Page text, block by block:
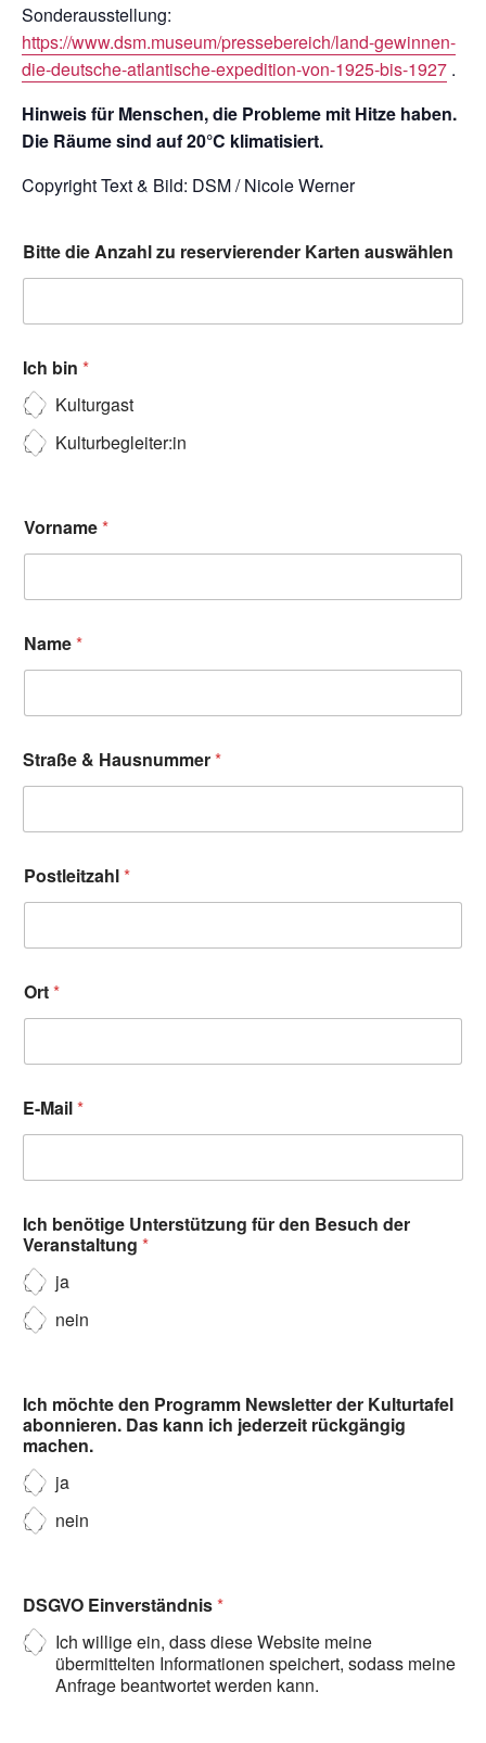
Sonderausstellung:
https://www.dsm.museum/pressebereich/land-gewinnen-
die-deutsche-atlantische-expedition-von-1925-bis-1927 .
Hinweis für Menschen, die Probleme mit Hitze haben.
Die Räume sind auf 20°C klimatisiert.
Copyright Text & Bild: DSM / Nicole Werner
Bitte die Anzahl zu reservierender Karten auswählen
Ich bin *
Kulturgast
Kulturbegleiter:in
Vorname*
Name*
Straße & Hausnummer*
Postleitzahl*
Ort*
E-Mail*
Ich benötige Unterstützung für den Besuch der
Veranstaltung *
ja
nein
Ich möchte den Programm Newsletter der Kulturtafel
abonnieren. Das kann ich jederzeit rückgängig
machen.
ja
nein
DSGVO Einverständnis*
Ich willige ein, dass diese Website meine
übermittelten Informationen speichert, sodass meine
Anfrage beantwortet werden kann.